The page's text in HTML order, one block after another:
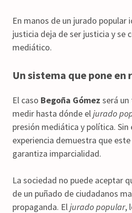
En manos de un jurado popular
justicia deja de ser justicia y se
mediático.
Un sistema que pone en
El caso Begoña Gómez será
medir hasta dónde el jurado
presión mediática y política. Sin
experiencia demuestra que
garantiza imparcialidad.
La sociedad no puede aceptar
de un puñado de ciudadanos
propaganda. El jurado popular,